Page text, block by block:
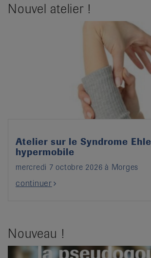
Nouvel atelier !
Atelier sur le Syndrome
hypermobile
mercredi 7 octobre 2026 à Morges
continuer
Nouveau !